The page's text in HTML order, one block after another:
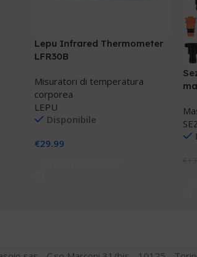
Lepu Infrared Thermometer
LFR30B
Misuratori di temperatura
corporea
LEPU
Disponibile
€29.99